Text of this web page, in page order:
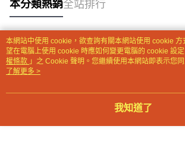
時審查核予不同之上限額度；若仍有額度不足之情形
請求用戶進行身份認證。
５．嚴禁一人註冊多個帳號或使用他人資訊註冊。若
恩沛科技股份有限公司將有權停止該用戶之使用額度
本分類熱銷全站排行
熱門標籤
本網站中使用 cookie，欲查詢有關本網站使用 cookie
望在電腦上使用 cookie 時應如何變更電腦的 cookie 設
權條款 」之 Cookie 聲明。您繼續使用本網站即表示您
用條款之 Cookie 聲明使用 cookie。
了解更多 >
我知道了